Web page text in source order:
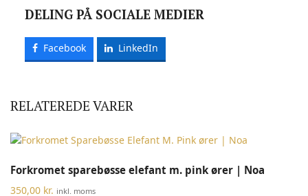
DELING PÅ SOCIALE MEDIER
Facebook LinkedIn
RELATEREDE VARER
Forkromet sparebøsse elefant m. pink ører | Noa
350,00 kr. inkl. moms